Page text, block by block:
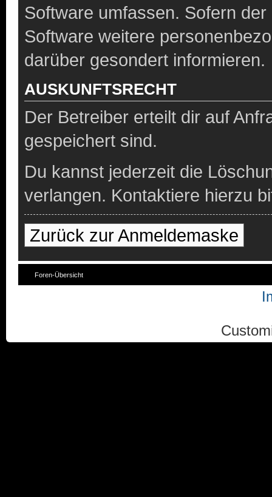
Software umfassen. Sofern
Software weitere
darüber gesondert informieren.
AUSKUNFTSRECHT
Der Betreiber erteilt dir auf
gespeichert sind.
Du kannst jederzeit die
verlangen. Kontaktiere hierzu
Zurück zur Anmeldemaske
Foren-Übersicht